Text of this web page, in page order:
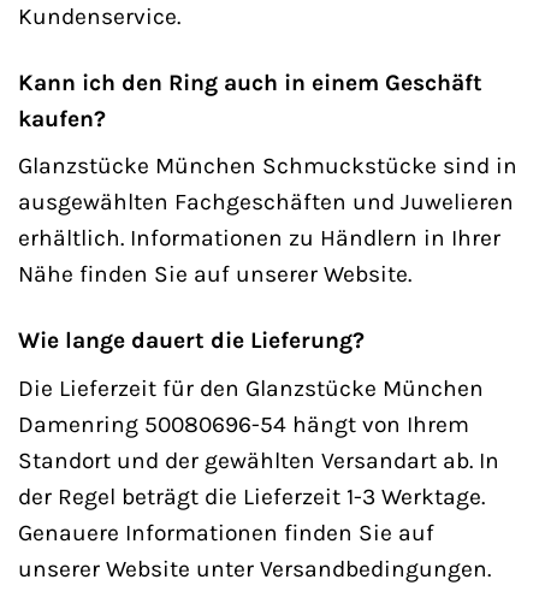
Kundenservice.
Kann ich den Ring auch in einem Geschäft
kaufen?
Glanzstücke München Schmuckstücke sind in
ausgewählten Fachgeschäften und Juwelieren
erhältlich. Informationen zu Händlern in Ihrer
Nähe finden Sie auf unserer Website.
Wie lange dauert die Lieferung?
Die Lieferzeit für den Glanzstücke München
Damenring 50080696-54 hängt von Ihrem
Standort und der gewählten Versandart ab. In
der Regel beträgt die Lieferzeit 1-3 Werktage.
Genauere Informationen finden Sie auf
unserer Website unter Versandbedingungen.